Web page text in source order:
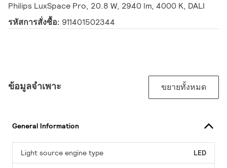
Philips LuxSpace Pro, 20.8 W, 2940 lm, 4000 K, DALI
รหัสการสั่งซื้อ: 911401502344
ข้อมูลจำเพาะ ขยายทั้งหมด
General Information
Light source engine type LED